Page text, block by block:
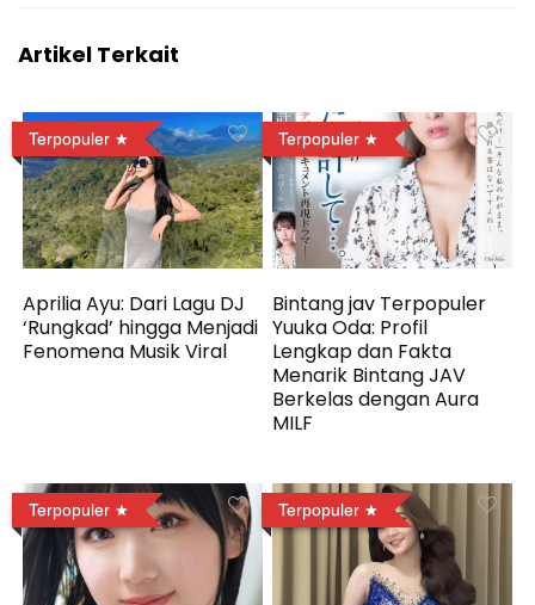
Artikel Terkait
Terpopuler
Aprilia Ayu: Dari Lagu DJ
‘Rungkad’ hingga Menjadi
Fenomena Musik Viral
Terpopuler
Bintang jav Terpopuler
Yuuka Oda: Profil
Lengkap dan Fakta
Menarik Bintang JAV
Berkelas dengan Aura
MILF
Terpopuler Terpopuler